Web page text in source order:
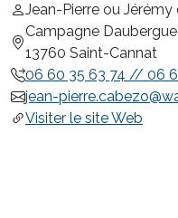
Jean-Pierre ou
Campagne Daubergue
13760 Saint-Cannat
06 60 35 63 74 // 06
jean-
Visiter le site Web